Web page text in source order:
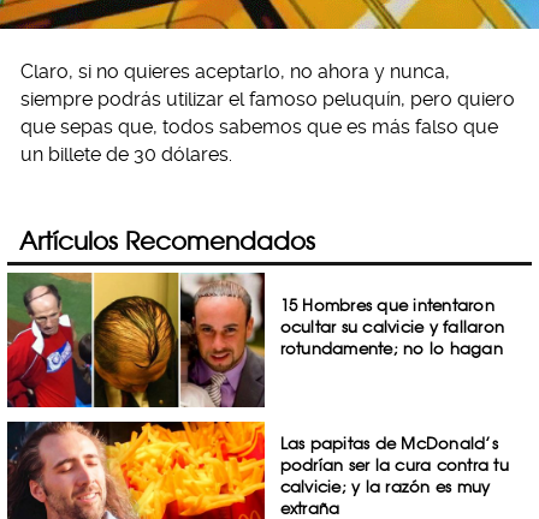
Claro, si no quieres aceptarlo, no ahora y nunca,
siempre podrás utilizar el famoso peluquín, pero quiero
que sepas que, todos sabemos que es más falso que
un billete de 30 dólares.
Artículos Recomendados
15 Hombres que intentaron
ocultar su calvicie y fallaron
rotundamente; no lo hagan
Las papitas de McDonald’s
podrían ser la cura contra tu
calvicie; y la razón es muy
extraña